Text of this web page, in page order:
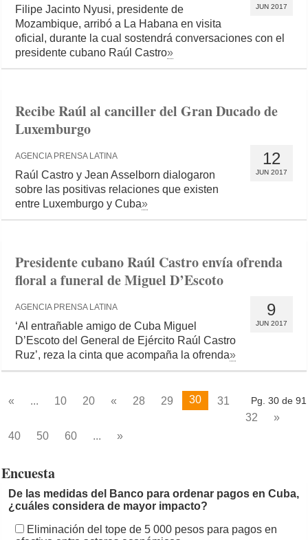
JUN 2017
Filipe Jacinto Nyusi, presidente de
Mozambique, arribó a La Habana en visita
oficial, durante la cual sostendrá conversaciones con el
presidente cubano Raúl Castro»
Recibe Raúl al canciller del Gran Ducado de
Luxemburgo
12
JUN 2017
AGENCIA PRENSA LATINA
Raúl Castro y Jean Asselborn dialogaron
sobre las positivas relaciones que existen
entre Luxemburgo y Cuba»
Presidente cubano Raúl Castro envía ofrenda
floral a funeral de Miguel D’Escoto
9
JUN 2017
AGENCIA PRENSA LATINA
‘Al entrañable amigo de Cuba Miguel
D’Escoto del General de Ejército Raúl Castro
Ruz’, reza la cinta que acompaña la ofrenda»
Pg. 30 de 91
« ... 10 20 « 28 29 30
31
32
»
40
50 60 ... »
Encuesta
De las medidas del Banco para ordenar pagos en Cuba,
¿cuáles considera de mayor impacto?
Eliminación del tope de 5 000 pesos para pagos en